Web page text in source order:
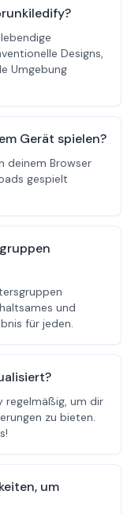
Designs,
Umgebung
Gerät spielen?
deinem Browser
gespielt
und
für jeden.
regelmäßig, um dir
zu bieten.
um